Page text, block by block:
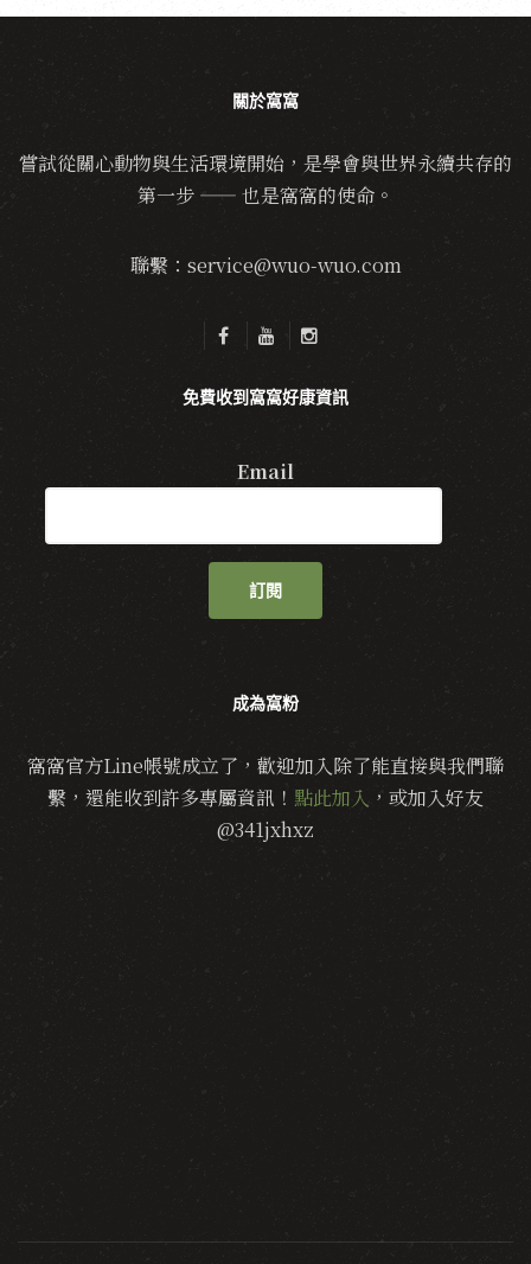
關於窩窩
嘗試從關心動物與生活環境開始，是學會與世界永續共存的
第一步 —— 也是窩窩的使命。
聯繫：service@wuo-wuo.com
免費收到窩窩好康資訊
Email
訂閱
成為窩粉
窩窩官方Line帳號成立了，歡迎加入除了能直接與我們聯
繫，還能收到許多專屬資訊！ 點此加入 ，或加入好友
@341jxhxz